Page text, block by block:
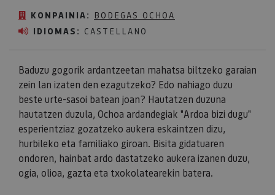
KONPAINIA: BODEGAS OCHOA
IDIOMAS: CASTELLANO
Baduzu gogorik ardantzeetan mahatsa biltzeko garaian
zein lan izaten den ezagutzeko? Edo nahiago duzu
beste urte-sasoi batean joan? Hautatzen duzuna
hautatzen duzula, Ochoa ardandegiak "Ardoa bizi dugu"
esperientziaz gozatzeko aukera eskaintzen dizu,
hurbileko eta familiako giroan. Bisita gidatuaren
ondoren, hainbat ardo dastatzeko aukera izanen duzu,
ogia, olioa, gazta eta txokolatearekin batera.